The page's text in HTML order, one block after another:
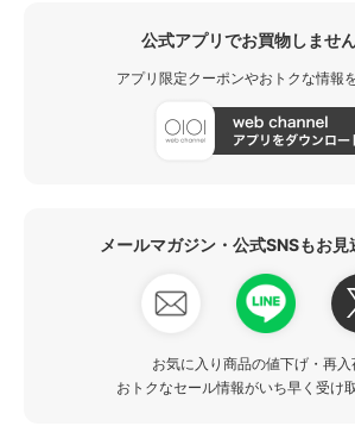
公式アプリでお買物しませ
アプリ限定クーポンやおトクな情報
メールマガジン・公式SNSもお見
お気に入り商品の値下げ・再入
おトクなセール情報がいち早く受け